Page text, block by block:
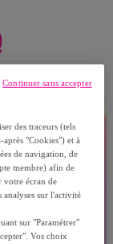
des traceurs (tels
après "Cookies") et à
de navigation, de
membre) afin de
votre écran de
analyses sur l'activité
sur "Paramétrer"
Vos choix
Continuer sans accepter